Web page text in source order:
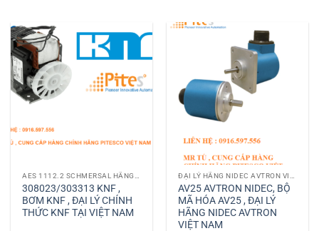
308023/303313 KNF ,
BƠM KNF , ĐẠI LÝ CHÍNH
THỨC KNF TẠI VIỆT NAM
AV25 AVTRON NIDEC, BỘ
MÃ HÓA AV25 , ĐẠI LÝ
HÃNG NIDEC AVTRON
VIỆT NAM